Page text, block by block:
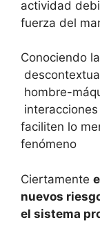
actividad
fuerza del
Conociendo
hombre-
faciliten lo
fenómeno
Ciertamente
nuevos
el sistema